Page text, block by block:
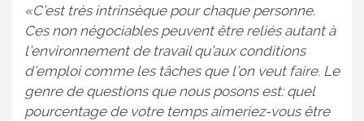
«C’est très intrinsèque pour chaque personne.
Ces non négociables peuvent être reliés autant à
l’environnement de travail qu’aux conditions
d’emploi comme les tâches que l’on veut faire. Le
genre de questions que nous posons est: quel
pourcentage de votre temps aimeriez-vous être